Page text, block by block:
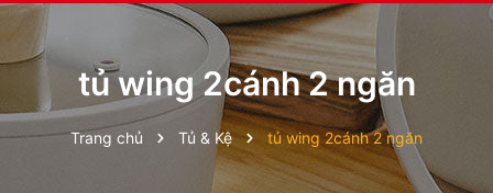
tủ wing 2cánh 2 ngăn
Trang chủ Tủ & Kệ tủ wing 2cánh 2 ngăn